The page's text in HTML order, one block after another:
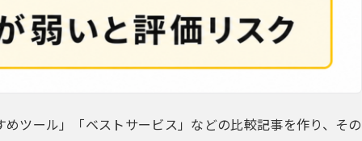
ツール」「ベストサービス」などの比較記事を作り、その